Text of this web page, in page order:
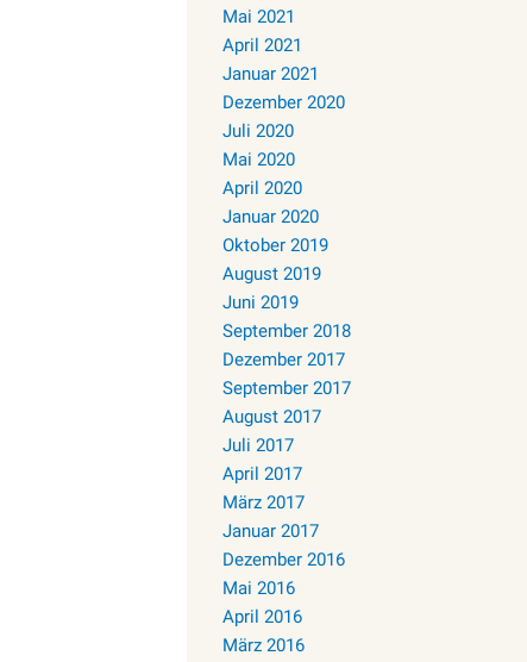
Mai 2021
April 2021
Januar 2021
Dezember 2020
Juli 2020
Mai 2020
April 2020
Januar 2020
Oktober 2019
August 2019
Juni 2019
September 2018
Dezember 2017
September 2017
August 2017
Juli 2017
April 2017
März 2017
Januar 2017
Dezember 2016
Mai 2016
April 2016
März 2016